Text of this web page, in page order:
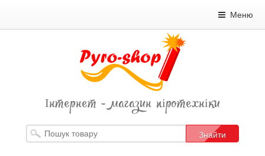
Меню
Інтернет - магазин піротехніки
Знайти